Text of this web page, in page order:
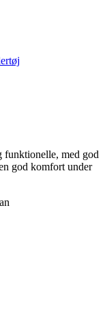
funktionelle, med god
god komfort under